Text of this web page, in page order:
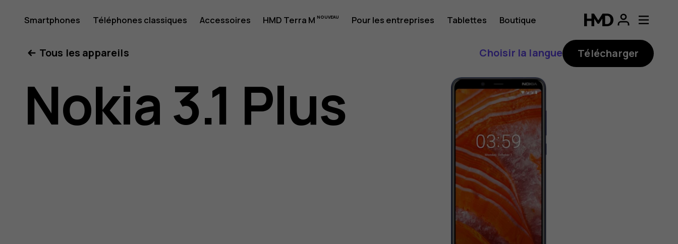
Guide
de
l'utilisateur
Smartphones Téléphones classiques Accessoires HMD Terra M Pour les entreprises Tablettes Boutique
Tous les appareils Choisir la langue Télécharger
Nokia 3.1 Plus